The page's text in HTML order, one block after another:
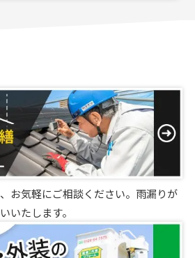
お気軽にご相談ください。雨漏りが
いたします。